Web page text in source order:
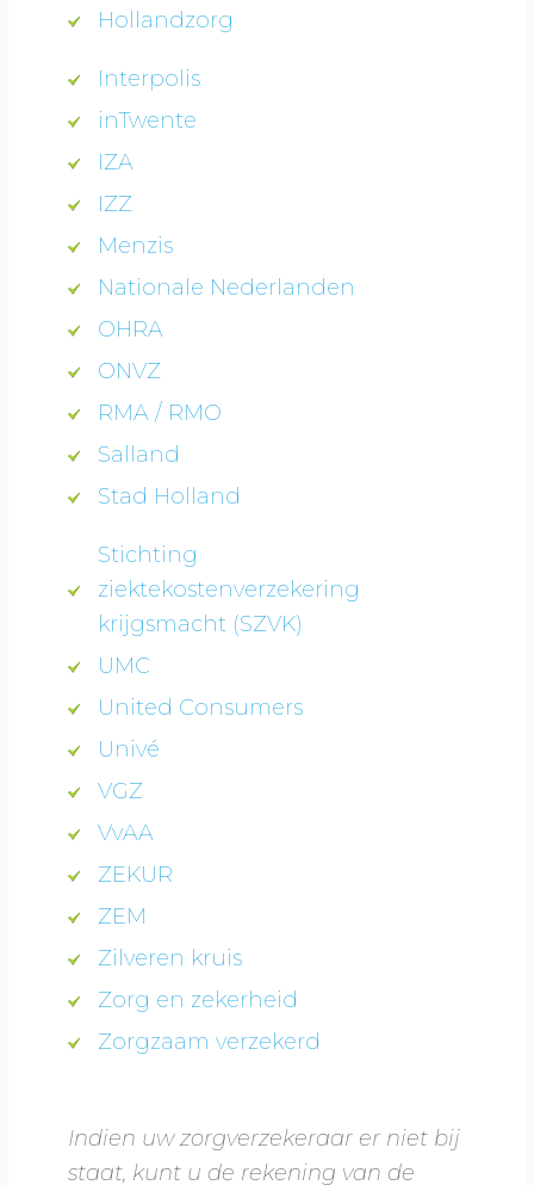
Hollandzorg
Interpolis
inTwente
IZA
IZZ
Menzis
Nationale Nederlanden
OHRA
ONVZ
RMA / RMO
Salland
Stad Holland
Stichting
ziektekostenverzekering
krijgsmacht (SZVK)
UMC
United Consumers
Univé
VGZ
VvAA
ZEKUR
ZEM
Zilveren kruis
Zorg en zekerheid
Zorgzaam verzekerd
Indien uw zorgverzekeraar er niet bij
staat, kunt u de rekening van de